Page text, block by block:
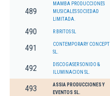
489
MAMBA PRODUCCIONES
MUSICALES SOCIEDAD
LIMITADA.
490 R BRITOS SL
491
CONTEMPORARY CONCEPT
SL.
492
DISCOGASER SONIDO &
ILUMINACION SL.
493
ASSIA PRODUCCIONES Y
EVENTOS SL.